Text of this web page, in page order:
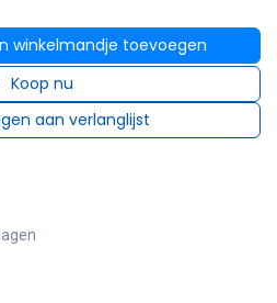
winkelmandje toevoegen
Koop nu
aan verlanglijst